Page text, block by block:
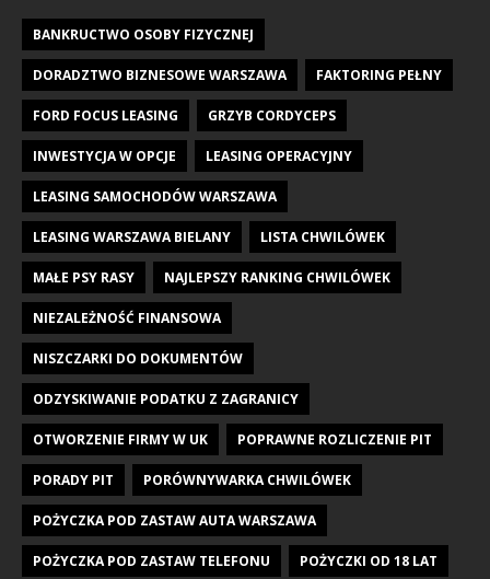
BANKRUCTWO OSOBY FIZYCZNEJ
DORADZTWO BIZNESOWE WARSZAWA FAKTORING PEŁNY
FORD FOCUS LEASING GRZYB CORDYCEPS
INWESTYCJA W OPCJE LEASING OPERACYJNY
LEASING SAMOCHODÓW WARSZAWA
LEASING WARSZAWA BIELANY LISTA CHWILÓWEK
MAŁE PSY RASY NAJLEPSZY RANKING CHWILÓWEK
NIEZALEŻNOŚĆ FINANSOWA
NISZCZARKI DO DOKUMENTÓW
ODZYSKIWANIE PODATKU Z ZAGRANICY
OTWORZENIE FIRMY W UK POPRAWNE ROZLICZENIE PIT
PORADY PIT PORÓWNYWARKA CHWILÓWEK
POŻYCZKA POD ZASTAW AUTA WARSZAWA
POŻYCZKA POD ZASTAW TELEFONU POŻYCZKI OD 18 LAT